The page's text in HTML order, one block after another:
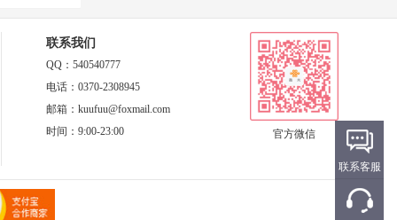
联系我们
QQ：540540777
电话：0370-2308945
邮箱：kuufuu@foxmail.com
时间：9:00-23:00
官方微信
联系客服